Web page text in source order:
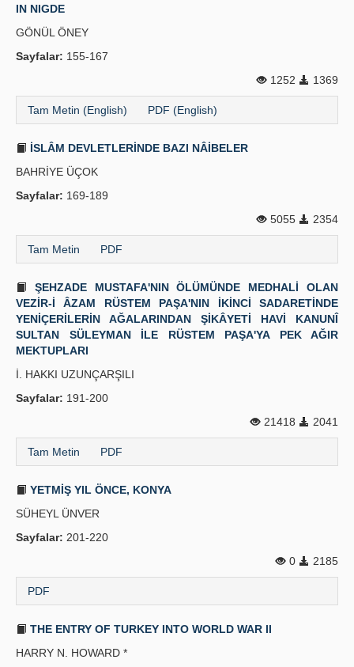
IN NIGDE
GÖNÜL ÖNEY
Sayfalar: 155-167
1252
1369
Tam Metin (English) PDF (English)
İSLÂM DEVLETLERİNDE BAZI NÂİBELER
BAHRİYE ÜÇOK
Sayfalar: 169-189
5055
2354
Tam Metin PDF
ŞEHZADE MUSTAFA'NIN ÖLÜMÜNDE MEDHALİ OLAN
VEZİR-İ ÂZAM RÜSTEM PAŞA'NIN İKİNCİ SADARETİNDE
YENİÇERİLERİN AĞALARINDAN ŞİKÂYETİ HAVİ KANUNÎ
SULTAN SÜLEYMAN İLE RÜSTEM PAŞA'YA PEK AĞIR
MEKTUPLARI
İ. HAKKI UZUNÇARŞILI
Sayfalar: 191-200
21418
2041
Tam Metin PDF
YETMİŞ YIL ÖNCE, KONYA
SÜHEYL ÜNVER
Sayfalar: 201-220
0
2185
PDF
THE ENTRY OF TURKEY INTO WORLD WAR II
HARRY N. HOWARD *